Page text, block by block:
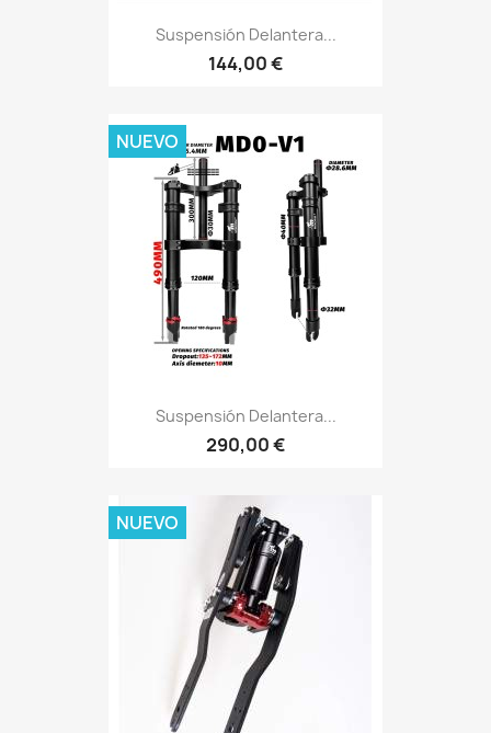
Suspensión Delantera...
144,00 €
Suspensión Delantera...
290,00 €
NUEVO
NUEVO